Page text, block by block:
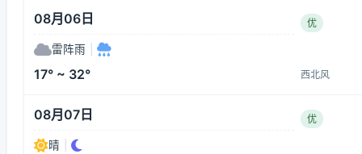
08月06日 优
雷阵雨
17° ~ 32° 西北风
08月07日 优
晴